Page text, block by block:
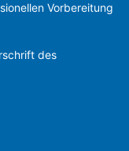
Vorbereitung
des